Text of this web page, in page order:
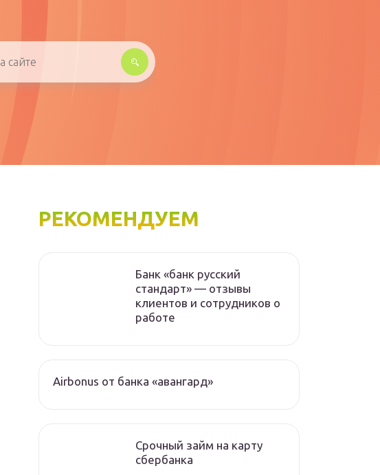
РЕКОМЕНДУЕМ
Банк «банк русский
стандарт» — отзывы
клиентов и сотрудников о
работе
Airbonus от банка «авангард»
Срочный займ на карту
сбербанка